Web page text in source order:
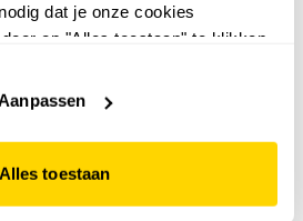
dat je onze cookies
op "Alles toestaan" te klikken.
Alles toestaan